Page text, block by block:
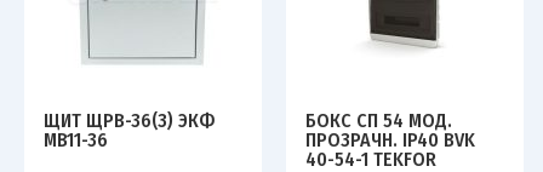
ЩИТ ЩРВ-36(З) ЭКФ
MB11-36
БОКС СП 54 МОД.
ПРОЗРАЧН. IP40 BVK
40-54-1 TEKFOR